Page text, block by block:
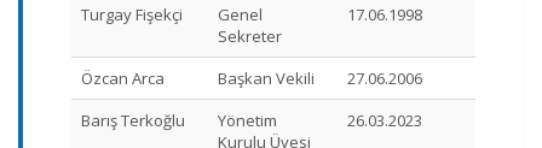
Turgay Fişekçi
Genel
Sekreter
17.06.1998
Özcan Arca Başkan Vekili
27.06.2006
Barış Terkoğlu
Yönetim
Kurulu Üyesi
26.03.2023